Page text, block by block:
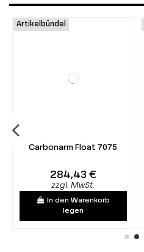
Artikelbündel
Carbonarm Float 7075
284,43 €
zzgl. MwSt.
In den Warenkorb
legen